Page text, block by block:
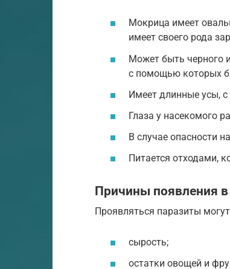
Мокрица имеет
имеет своего рода
Может быть черного
с помощью которых
Имеет длинные усы,
Глаза у насекомого
В случае опасности
Питается отходами,
Причины появления в
Проявляться паразиты
сырость;
остатки овощей и